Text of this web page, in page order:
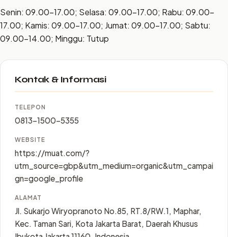
Senin: 09.00–17.00; Selasa: 09.00–17.00; Rabu: 09.00–
17.00; Kamis: 09.00–17.00; Jumat: 09.00–17.00; Sabtu:
09.00–14.00; Minggu: Tutup
Kontak & Informasi
TELEPON
0813-1500-5355
WEBSITE
https://muat.com/?
utm_source=gbp&utm_medium=organic&utm_campai
gn=google_profile
ALAMAT
Jl. Sukarjo Wiryopranoto No.85, RT.8/RW.1, Maphar,
Kec. Taman Sari, Kota Jakarta Barat, Daerah Khusus